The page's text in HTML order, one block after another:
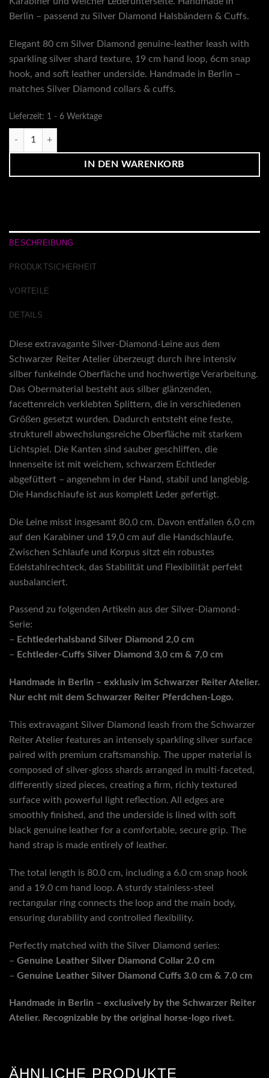
Berlin – passend zu Silver Diamond Halsbändern & Cuffs.
Elegant 80 cm Silver Diamond genuine-leather leash with
sparkling silver shard texture, 19 cm hand loop, 6cm snap
hook, and soft leather underside. Handmade in Berlin –
matches Silver Diamond collars & cuffs.
Lieferzeit: 1 - 6 Werktage
Echtlederleine Silver Diamond Menge
IN DEN WARENKORB
BESCHREIBUNG
PRODUKTSICHERHEIT
VORTEILE
DETAILS
Diese extravagante Silver-Diamond-Leine aus dem
Schwarzer Reiter Atelier überzeugt durch ihre intensiv
silber funkelnde Oberfläche und hochwertige Verarbeitung.
Das Obermaterial besteht aus silber glänzenden,
facettenreich verklebten Splittern, die in verschiedenen
Größen gesetzt wurden. Dadurch entsteht eine feste,
strukturell abwechslungsreiche Oberfläche mit starkem
Lichtspiel. Die Kanten sind sauber geschliffen, die
Innenseite ist mit weichem, schwarzem Echtleder
abgefüttert – angenehm in der Hand, stabil und langlebig.
Die Handschlaufe ist aus komplett Leder gefertigt.
Die Leine misst insgesamt 80,0 cm. Davon entfallen 6,0 cm
auf den Karabiner und 19,0 cm auf die Handschlaufe.
Zwischen Schlaufe und Korpus sitzt ein robustes
Edelstahlrechteck, das Stabilität und Flexibilität perfekt
ausbalanciert.
Passend zu folgenden Artikeln aus der Silver-Diamond-
Serie:
– Echtlederhalsband Silver Diamond 2,0 cm
– Echtleder-Cuffs Silver Diamond 3,0 cm & 7,0 cm
Handmade in Berlin – exklusiv im Schwarzer Reiter Atelier.
Nur echt mit dem Schwarzer Reiter Pferdchen-Logo.
This extravagant Silver Diamond leash from the Schwarzer
Reiter Atelier features an intensely sparkling silver surface
paired with premium craftsmanship. The upper material is
composed of silver-gloss shards arranged in multi-faceted,
differently sized pieces, creating a firm, richly textured
surface with powerful light reflection. All edges are
smoothly finished, and the underside is lined with soft
black genuine leather for a comfortable, secure grip. The
hand strap is made entirely of leather.
The total length is 80.0 cm, including a 6.0 cm snap hook
and a 19.0 cm hand loop. A sturdy stainless-steel
rectangular ring connects the loop and the main body,
ensuring durability and controlled flexibility.
Perfectly matched with the Silver Diamond series:
– Genuine Leather Silver Diamond Collar 2.0 cm
– Genuine Leather Silver Diamond Cuffs 3.0 cm & 7.0 cm
Handmade in Berlin – exclusively by the Schwarzer Reiter
Atelier. Recognizable by the original horse-logo rivet.
ÄHNLICHE PRODUKTE